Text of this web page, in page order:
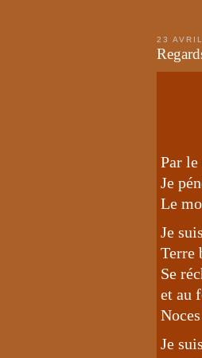
23
Par le
Je
Le
Je
Terre
Se
et au
Je